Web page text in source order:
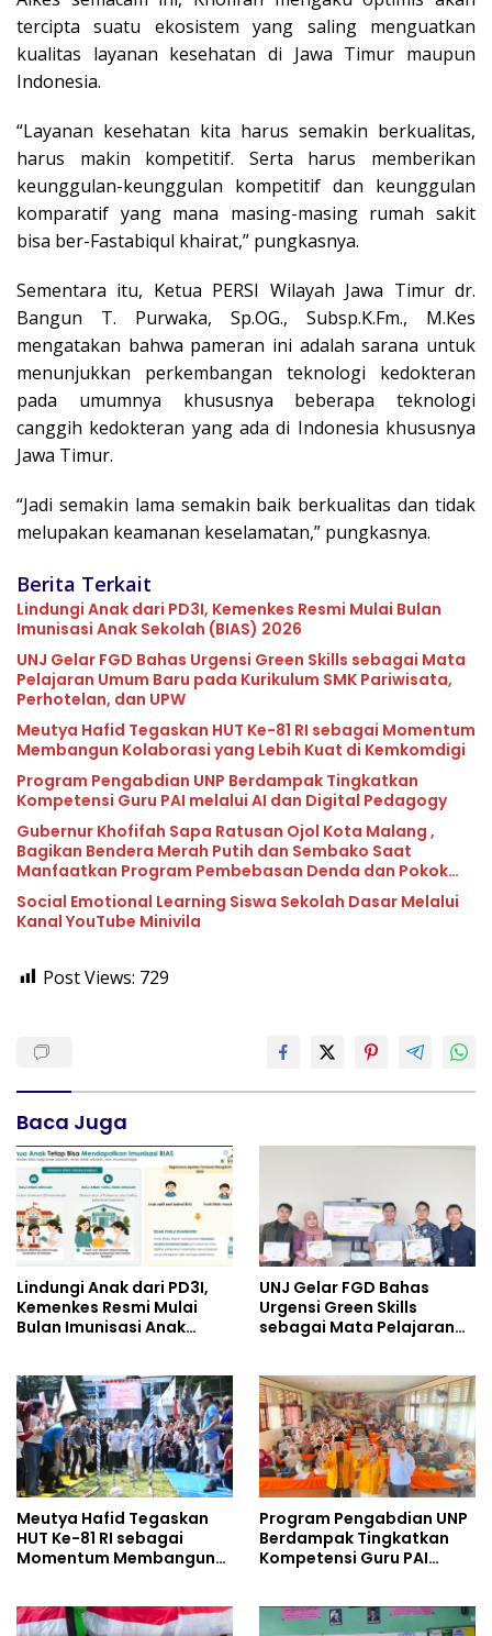
tercipta suatu ekosistem yang saling menguatkan
kualitas layanan kesehatan di Jawa Timur maupun
Indonesia.
“Layanan kesehatan kita harus semakin berkualitas,
harus makin kompetitif. Serta harus memberikan
keunggulan-keunggulan kompetitif dan keunggulan
komparatif yang mana masing-masing rumah sakit
bisa ber-Fastabiqul khairat,” pungkasnya.
Sementara itu, Ketua PERSI Wilayah Jawa Timur dr.
Bangun T. Purwaka, Sp.OG., Subsp.K.Fm., M.Kes
mengatakan bahwa pameran ini adalah sarana untuk
menunjukkan perkembangan teknologi kedokteran
pada umumnya khususnya beberapa teknologi
canggih kedokteran yang ada di Indonesia khususnya
Jawa Timur.
“Jadi semakin lama semakin baik berkualitas dan tidak
melupakan keamanan keselamatan,” pungkasnya.
Berita Terkait
Lindungi Anak dari PD3I, Kemenkes Resmi Mulai Bulan
Imunisasi Anak Sekolah (BIAS) 2026
UNJ Gelar FGD Bahas Urgensi Green Skills sebagai Mata
Pelajaran Umum Baru pada Kurikulum SMK Pariwisata,
Perhotelan, dan UPW
Meutya Hafid Tegaskan HUT Ke-81 RI sebagai Momentum
Membangun Kolaborasi yang Lebih Kuat di Kemkomdigi
Program Pengabdian UNP Berdampak Tingkatkan
Kompetensi Guru PAI melalui AI dan Digital Pedagogy
Gubernur Khofifah Sapa Ratusan Ojol Kota Malang ,
Bagikan Bendera Merah Putih dan Sembako Saat
Manfaatkan Program Pembebasan Denda dan Pokok
Tunggakan PKB
Social Emotional Learning Siswa Sekolah Dasar Melalui
Kanal YouTube Minivila
Post Views: 729
Baca Juga
Lindungi Anak dari PD3I,
Kemenkes Resmi Mulai
Bulan Imunisasi Anak
UNJ Gelar FGD Bahas
Urgensi Green Skills
sebagai Mata Pelajaran
Perhotelan, dan UPW
Meutya Hafid Tegaskan
HUT Ke-81 RI sebagai
Momentum Membangun
Program Pengabdian UNP
Berdampak Tingkatkan
Kompetensi Guru PAI